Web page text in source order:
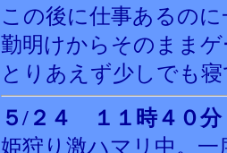
この後に仕事あるの
勤明けからそのまま
とりあえず少しでも
５/２４ １１時４０分
姫狩り激ハマリ中。